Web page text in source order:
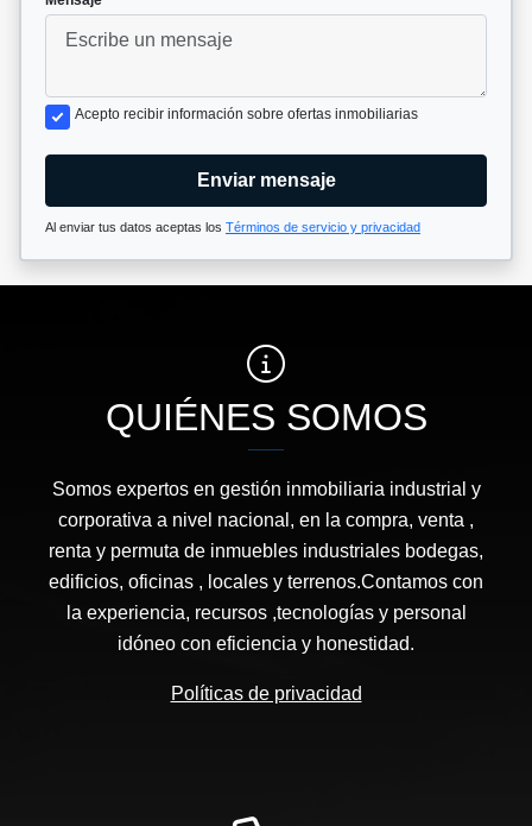
Acepto recibir información sobre ofertas inmobiliarias
Enviar mensaje
Al enviar tus datos aceptas los Términos de servicio y privacidad
QUIÉNES SOMOS
Somos expertos en gestión inmobiliaria industrial y
corporativa a nivel nacional, en la compra, venta ,
renta y permuta de inmuebles industriales bodegas,
edificios, oficinas , locales y terrenos.Contamos con
la experiencia, recursos ,tecnologías y personal
idóneo con eficiencia y honestidad.
Políticas de privacidad